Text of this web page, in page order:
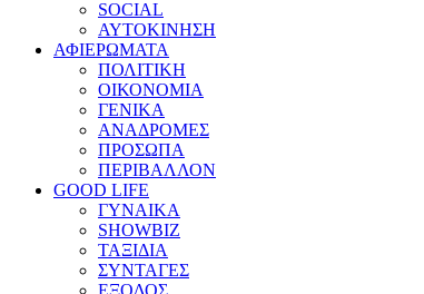
SOCIAL
ΑΥΤΟΚΙΝΗΣΗ
ΑΦΙΕΡΩΜΑΤΑ
ΠΟΛΙΤΙΚΗ
ΟΙΚΟΝΟΜΙΑ
ΓΕΝΙΚΑ
ΑΝΑΔΡΟΜΕΣ
ΠΡΟΣΩΠΑ
ΠΕΡΙΒΑΛΛΟΝ
GOOD LIFE
ΓΥΝΑΙΚΑ
SHOWBIZ
ΤΑΞΙΔΙΑ
ΣΥΝΤΑΓΕΣ
ΕΞΟΔΟΣ